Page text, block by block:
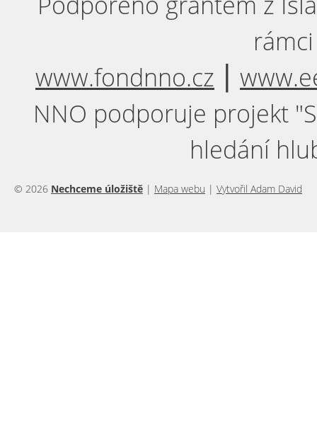
www.fondnno.cz
NNO podporuje projekt
hledání
© 2026 Nechceme úložiště | Mapa webu | Vytvořil Adam David